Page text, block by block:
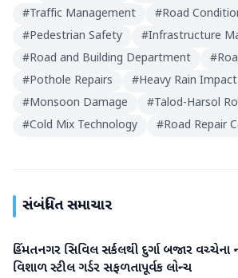
#Traffic Management #Road
#Pedestrian Safety #Infrastructure
#Road and Building Department #
#Pothole Repairs #Heavy Rain Impact
#Monsoon Damage #Talod-Harsol
#Cold Mix Technology #Road Repair
સંબંધિત સમાચાર
સાબરકાંઠા
હિંમતનગર સિવિલ સર્કલથી દુર્ગા બજાર વચ્ચેના
વિશાળ સ્ટીલ ગર્ડર સફળતાપૂર્વક લોન્ચ